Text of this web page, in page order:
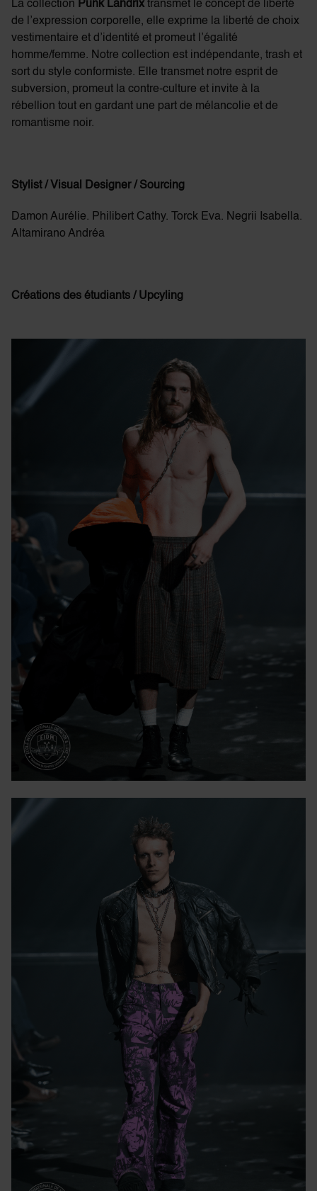
La collection Punk Landrix transmet le concept de liberté
de l’expression corporelle, elle exprime la liberté de choix
vestimentaire et d’identité et promeut l’égalité
homme/femme. Notre collection est indépendante, trash et
sort du style conformiste. Elle transmet notre esprit de
subversion, promeut la contre-culture et invite à la
rébellion tout en gardant une part de mélancolie et de
romantisme noir.
Stylist / Visual Designer / Sourcing
Damon Aurélie. Philibert Cathy. Torck Eva. Negrii Isabella.
Altamirano Andréa
Créations des étudiants / Upcyling